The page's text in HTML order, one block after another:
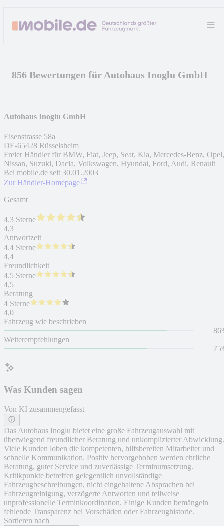
856 Bewertungen für Autohaus Inoglu GmbH
Was Kunden sagen
Von KI zusammengefasst
Das Autohaus Inoglu bietet eine große Fahrzeugauswahl mit
überwiegend freundlicher Beratung und unkomplizierter Abwicklung.
Viele Kunden loben die kompetenten, hilfsbereiten Mitarbeiter und
schnelle Kommunikation. Positiv hervorgehoben werden ehrliche
Beratung, guter Service und zuverlässige Terminumsetzung.
Kritikpunkte betreffen gelegentlich unvollständige
Fahrzeugbeschreibungen, nicht eingehaltene Absprachen bei
Fahrzeugreinigung, verzögerte Antworten und teilweise
unprofessionelle Terminkoordination. Einige Kunden bemängeln
fehlende Transparenz bei Vorschäden oder Fahrzeughistorie.
Sortieren nach
Autohaus Inoglu GmbH
Eisenstrasse 58a
DE-65428 Rüsselsheim
Freier Händler für BMW, Fiat, Jeep, Seat, Kia, Mercedes-Benz, Opel,
Nissan, Suzuki, Dacia, Volkswagen, Hyundai, Ford, Audi, Renault
Bei mobile.de seit 30.01.2003
Zur Händler-Homepage
Gesamt
4.3 Sterne
4,3
Antwortzeit
4.4 Sterne
4,4
Freundlichkeit
4.5 Sterne
4,5
Beratung
4 Sterne
4,0
Fahrzeug wie beschrieben
Weiterempfehlungen